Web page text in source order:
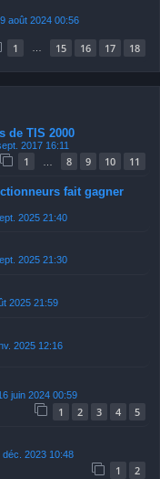
août 2024 00:56
1 15 16 17 18
de TIS 2000
2017 16:11
1 8 9 10 11
fait gagner
2025 21:40
2025 21:30
2025 21:59
2025 12:16
juin 2024 00:59
1 2 3 4 5
déc. 2023 10:48
1 2